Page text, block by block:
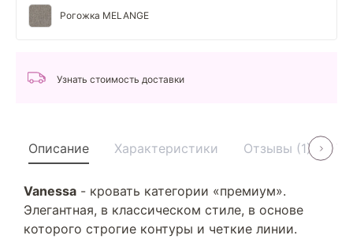
Рогожка MELANGE
Узнать стоимость доставки
Описание Характеристики Отзывы (1)
Vanessa - кровать категории «премиум».
Элегантная, в классическом стиле, в основе
которого строгие контуры и четкие линии.